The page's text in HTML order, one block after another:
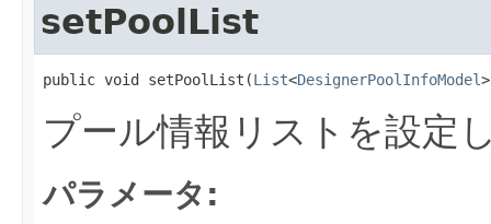
setPoolList
public void setPoolList(List<DesignerPoolInfoModel
プール情報リストを設定
パラメータ: